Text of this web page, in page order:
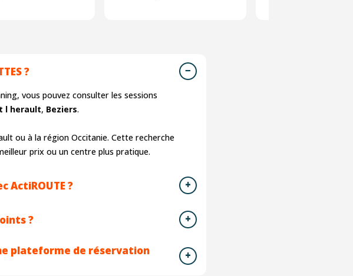
?
vous pouvez consulter les sessions
l herault, Beziers.
ou à la région Occitanie. Cette recherche
prix ou un centre plus pratique.
ActiROUTE ?
?
plateforme de réservation